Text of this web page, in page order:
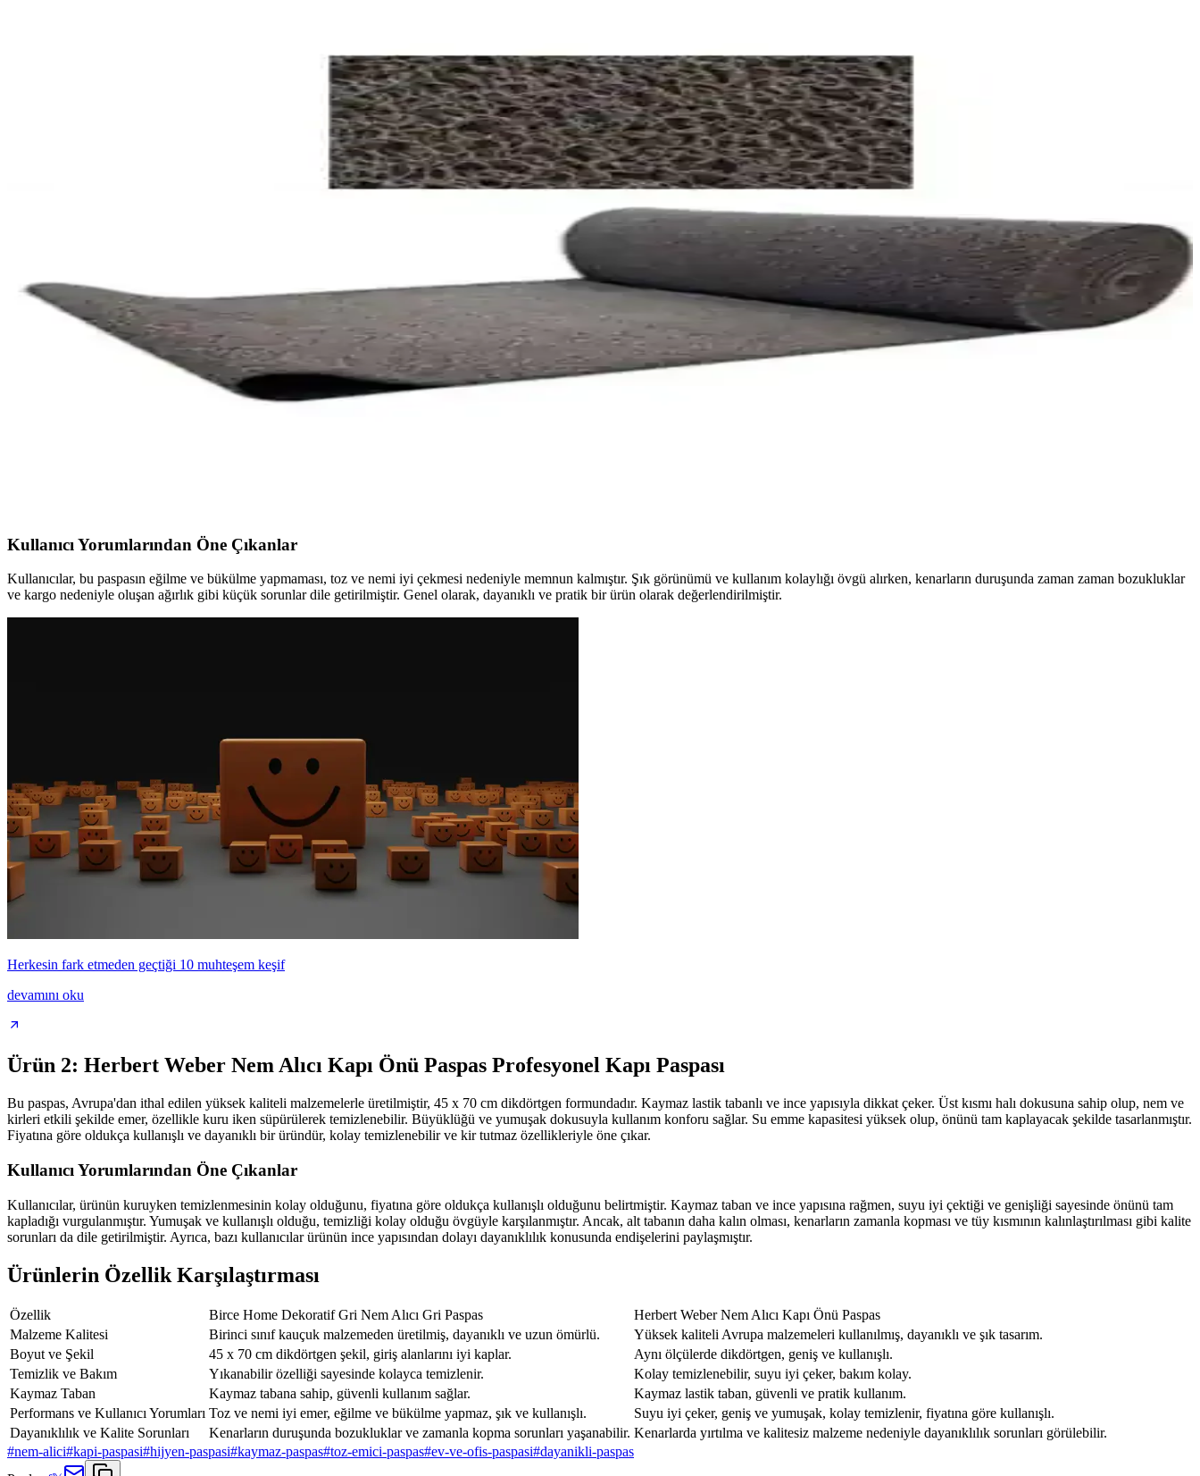
Gardenya'nın dayanıklı PVC paspası ve Herbert Weber'in nem alıcı kapı pasası arasındaki farkları ve kullanım alanlarını keşfedin, ihtiyaçlarınıza en uygun seçeneği belirleyin.
Birce Home ve Herbert Weber Nem Alıcı Kapı Paspasları Karşılaştırması ve Kullanıcı Yorumları
Bu makalede, Birce Home ve Herbert Weber nem alıcı kapı paspaslarının özellikleri, performansları ve kullanıcı yorumları detaylı şekilde karşılaştırılıyor. Hangi ürünün ihtiyaçlarınıza uygun olduğunu öğrenin.
Herbert Weber ve Kıvırcık Paspas Karşılaştırması: Malzeme, kullanım ve kullanıcı deneyimleri
Kapı Önü Paspası Karşılaştırması: Birce Home ve Herbert Weber Ürünleri Analizi
İki kapı önü paspasını malzeme, boyut, tasarım ve kullanıcı geri bildirimleriyle karşılaştırıyoruz. Dayanıklılık, nem ve toz alma özellikleri öne çıkan noktalar arasında yer alıyor.
Gardenya Kaydırmaz PVC Paspas ile Herbert Weber Nem Alıcı Kapı Önü Paspas Karşılaştırması
Bu karşılaştırmada Gardenya Karmaşık Kaydırmaz PVC Paspas ile Herbert Weber Nem Alıcı Kapı Önü Paspas arasındaki benzerlikler ve farklar, türü, şekli, desen/tema ve kaymaz tabanını temel alan kriterlerle
açıklanır; kullanıcı yorumlarıyla güçlendirilmiş, tarafsız bir sonuç sunulur.
Herbert Weber Nem Alıcı Kapı Önü Paspas ve Kıvırcık Paspas Karşılaştırması
Kullanıcı Yorumlarından Öne Çıkanlar
Kullanıcılar, bu paspasın eğilme ve bükülme yapmaması, toz ve nemi iyi çekmesi nedeniyle memnun kalmıştır. Şık görünümü ve kullanım kolaylığı övgü alırken, kenarların duruşunda zaman zaman bozukluklar
ve kargo nedeniyle oluşan ağırlık gibi küçük sorunlar dile getirilmiştir. Genel olarak, dayanıklı ve pratik bir ürün olarak değerlendirilmiştir.
Herkesin fark etmeden geçtiği 10 muhteşem keşif
devamını oku
Ürün 2: Herbert Weber Nem Alıcı Kapı Önü Paspas Profesyonel Kapı Paspası
Bu paspas, Avrupa'dan ithal edilen yüksek kaliteli malzemelerle üretilmiştir, 45 x 70 cm dikdörtgen formundadır. Kaymaz lastik tabanlı ve ince yapısıyla dikkat çeker. Üst kısmı halı dokusuna sahip olup, nem ve
kirleri etkili şekilde emer, özellikle kuru iken süpürülerek temizlenebilir. Büyüklüğü ve yumuşak dokusuyla kullanım konforu sağlar. Su emme kapasitesi yüksek olup, önünü tam kaplayacak şekilde tasarlanmıştır.
Fiyatına göre oldukça kullanışlı ve dayanıklı bir üründür, kolay temizlenebilir ve kir tutmaz özellikleriyle öne çıkar.
Kullanıcı Yorumlarından Öne Çıkanlar
Kullanıcılar, ürünün kuruyken temizlenmesinin kolay olduğunu, fiyatına göre oldukça kullanışlı olduğunu belirtmiştir. Kaymaz taban ve ince yapısına rağmen, suyu iyi çektiği ve genişliği sayesinde önünü tam
kapladığı vurgulanmıştır. Yumuşak ve kullanışlı olduğu, temizliği kolay olduğu övgüyle karşılanmıştır. Ancak, alt tabanın daha kalın olması, kenarların zamanla kopması ve tüy kısmının kalınlaştırılması gibi kalite
sorunları da dile getirilmiştir. Ayrıca, bazı kullanıcılar ürünün ince yapısından dolayı dayanıklılık konusunda endişelerini paylaşmıştır.
Ürünlerin Özellik Karşılaştırması
Özellik Birce Home Dekoratif Gri Nem Alıcı Gri Paspas
Herbert Weber Nem Alıcı Kapı Önü Paspas
Malzeme Kalitesi
Birinci sınıf kauçuk malzemeden üretilmiş, dayanıklı ve uzun ömürlü.
Yüksek kaliteli Avrupa malzemeleri kullanılmış, dayanıklı ve şık tasarım.
Boyut ve Şekil
45 x 70 cm dikdörtgen şekil, giriş alanlarını iyi kaplar.
Aynı ölçülerde dikdörtgen, geniş ve kullanışlı.
Temizlik ve Bakım
Yıkanabilir özelliği sayesinde kolayca temizlenir.
Kolay temizlenebilir, suyu iyi çeker, bakım kolay.
Kaymaz Taban
Kaymaz tabana sahip, güvenli kullanım sağlar.
Kaymaz lastik taban, güvenli ve pratik kullanım.
Performans ve Kullanıcı Yorumları Toz ve nemi iyi emer, eğilme ve bükülme yapmaz, şık ve kullanışlı.
Suyu iyi çeker, geniş ve yumuşak, kolay temizlenir, fiyatına göre kullanışlı.
Dayanıklılık ve Kalite Sorunları
Kenarların duruşunda bozukluklar ve zamanla kopma sorunları yaşanabilir. Kenarlarda yırtılma ve kalitesiz malzeme nedeniyle dayanıklılık sorunları görülebilir.
#nem-alici#kapi-paspasi#hijyen-paspasi#kaymaz-paspas#toz-emici-paspas#ev-ve-ofis-paspasi#dayanikli-paspas